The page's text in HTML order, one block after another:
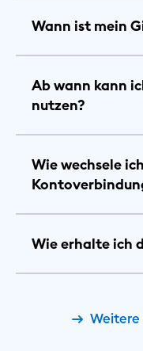
Wann ist mein
Ab wann kann
nutzen?
Wie wechsele
Wie erhalte ich
Weitere